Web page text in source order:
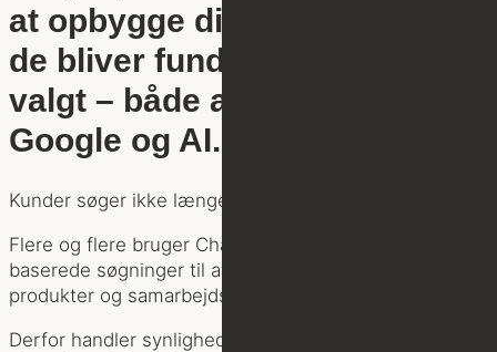
at opbygge digital autoritet, så
de bliver fundet, forstået og
valgt – både af mennesker,
Google og AI.
Kunder søger ikke længere kun på Google.
Flere og flere bruger ChatGPT, Gemini, Copilot og AI-
baserede søgninger til at finde virksomheder,
produkter og samarbejdspartnere.
Derfor handler synlighed ikke længere kun om